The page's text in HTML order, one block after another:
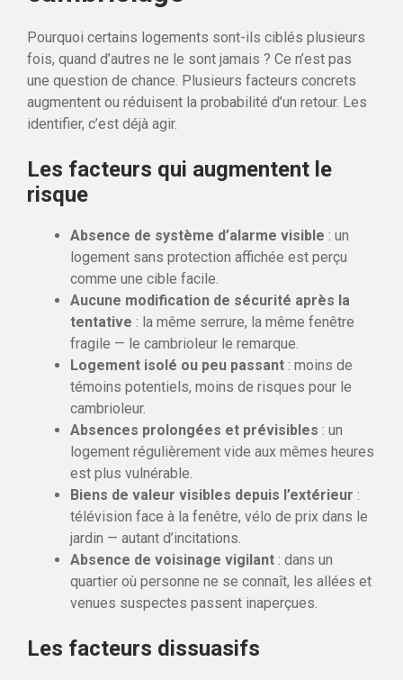
Pourquoi certains logements sont-ils ciblés plusieurs
fois, quand d’autres ne le sont jamais ? Ce n’est pas
une question de chance. Plusieurs facteurs concrets
augmentent ou réduisent la probabilité d’un retour. Les
identifier, c’est déjà agir.
Les facteurs qui augmentent le
risque
Absence de système d’alarme visible : un
logement sans protection affichée est perçu
comme une cible facile.
Aucune modification de sécurité après la
tentative : la même serrure, la même fenêtre
fragile — le cambrioleur le remarque.
Logement isolé ou peu passant : moins de
témoins potentiels, moins de risques pour le
cambrioleur.
Absences prolongées et prévisibles : un
logement régulièrement vide aux mêmes heures
est plus vulnérable.
Biens de valeur visibles depuis l’extérieur :
télévision face à la fenêtre, vélo de prix dans le
jardin — autant d’incitations.
Absence de voisinage vigilant : dans un
quartier où personne ne se connaît, les allées et
venues suspectes passent inaperçues.
Les facteurs dissuasifs